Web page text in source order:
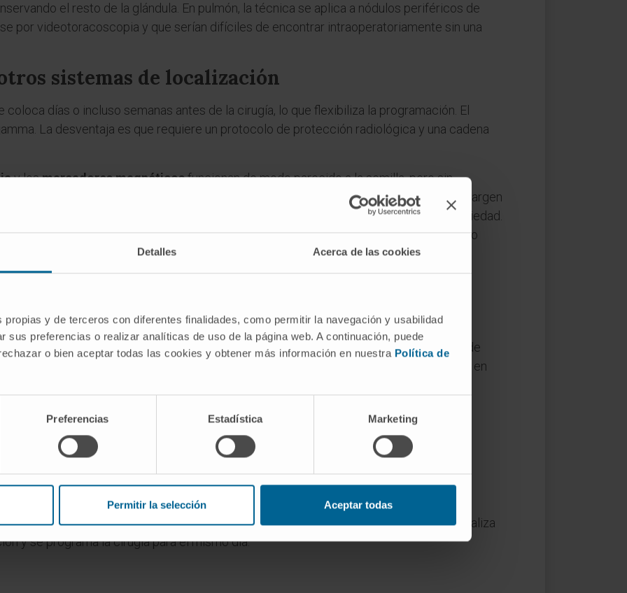
Detalles Acerca de las cookies
propias y de terceros con diferentes finalidades, como permitir la navegación y usabilidad
sus preferencias o realizar analíticas de uso de la página web. A continuación, puede
o bien aceptar todas las cookies y obtener más información en nuestra Política de
Preferencias Estadística Marketing
Permitir la selección Aceptar todas
el resto de la glándula. En pulmón, la técnica se aplica a nódulos periféricos de
por videotoracoscopia y que serían difíciles de encontrar intraoperatoriamente sin una
sistemas de localización
coloca días o incluso semanas antes de la cirugía, lo que flexibiliza la programación. El
La desventaja es que requiere un protocolo de protección radiológica y una cadena
y losmarcadores magnéticosfuncionan de modo parecido a la semilla, pero sin
externo capta durante la operación. Permiten programar la cirugía con más margen
sobresaliendo de la piel durante horas, cosa que genera incomodidad y cierta ansiedad.
siendo el método más extendido a escala global porque no necesita equipamiento
llevan décadas familiarizados con él.
en el extremo del alambre una vez liberado dentro del tejido. Recuerda al arpón de
las púas impiden que retroceda. En inglés se utiliza
(alambre con gancho); en
de las pacientes refieren solo la molestia del pinchazo inicial y algo de presión
No suele precisar sedación.
de colocado?
todo si la lesión se sitúa en tejido mamario muy denso o muy graso. Por eso se realiza
y se programa la cirugía para el mismo día.